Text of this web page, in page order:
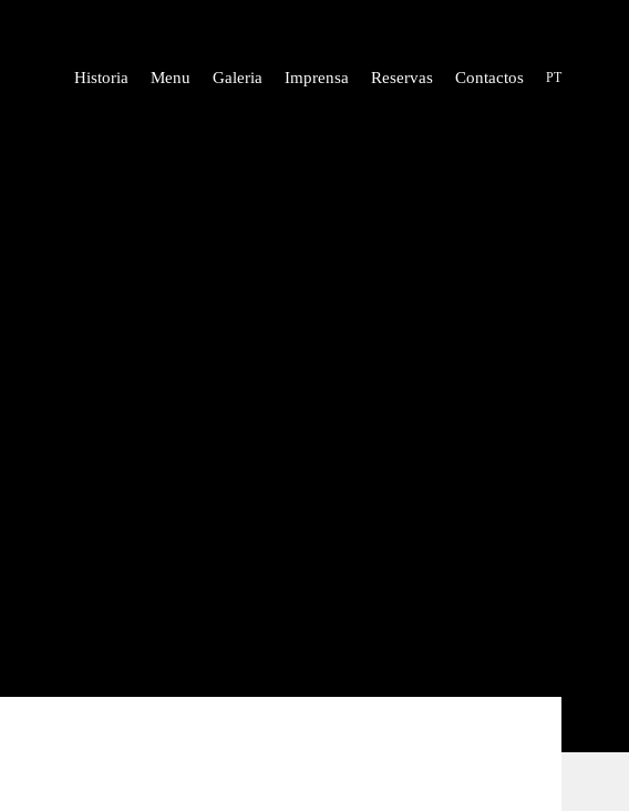
PT
Historia Menu Galeria Imprensa Reservas Contactos